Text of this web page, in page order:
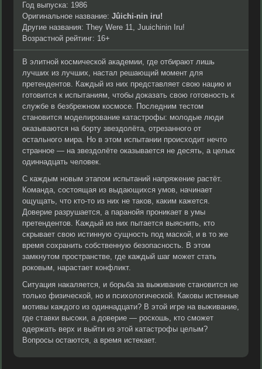
Год выпуска: 1986
Оригинальное название: Jûichi-nin iru!
Другие названия: They Were 11, Juuichinin Iru!
Возрастной рейтинг: 16+
В элитной космической академии, где отбирают лишь
лучших из лучших, настал решающий момент для
претендентов. Каждый из них представляет свою нацию и
готовится к испытаниям, чтобы доказать свою готовность к
службе в безбрежном космосе. Последним тестом
становится моделирование катастрофы: молодые люди
оказываются на борту звездолёта, отрезанного от
остального мира. Но в этом испытании происходит нечто
странное — на звездолёте оказывается не десять, а целых
одиннадцать человек.
С каждым новым этапом испытаний напряжение растёт.
Команда, состоящая из выдающихся умов, начинает
ощущать, что кто-то из них не таков, каким кажется.
Доверие разрушается, а паранойя проникает в умы
претендентов. Каждый из них пытается выяснить, кто
скрывает свою истинную сущность под маской, и в то же
время сохранить собственную безопасность. В этом
замкнутом пространстве, где каждый шаг может стать
роковым, нарастает конфликт.
Ситуация накаляется, и борьба за выживание становится не
только физической, но и психологической. Каковы истинные
мотивы каждого из одиннадцати? В этой игре на выживание,
где ставки высоки, а доверие — роскошь, кто сможет
одержать верх и выйти из этой катастрофы целым?
Вопросы остаются, а время истекает.